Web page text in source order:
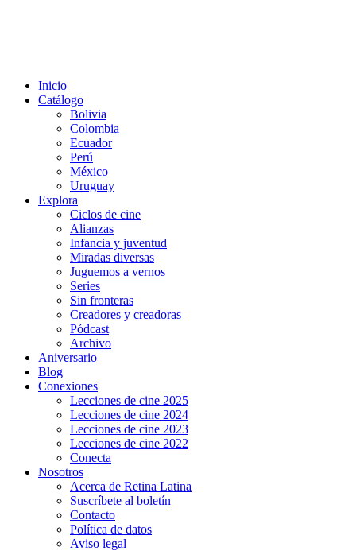
Inicio
Catálogo
Bolivia
Colombia
Ecuador
Perú
México
Uruguay
Explora
Ciclos de cine
Alianzas
Infancia y juventud
Miradas diversas
Juguemos a vernos
Series
Sin fronteras
Creadores y creadoras
Pódcast
Archivo
Aniversario
Blog
Conexiones
Lecciones de cine 2025
Lecciones de cine 2024
Lecciones de cine 2023
Lecciones de cine 2022
Conecta
Nosotros
Acerca de Retina Latina
Suscríbete al boletín
Contacto
Política de datos
Aviso legal